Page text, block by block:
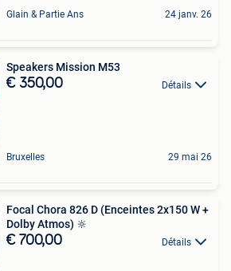
Glain & Partie Ans 24 janv. 26
Speakers Mission M53
€ 350,00 Détails
Bruxelles 29 mai 26
Focal Chora 826 D (Enceintes 2x150 W +
Dolby Atmos) 🔆
€ 700,00 Détails